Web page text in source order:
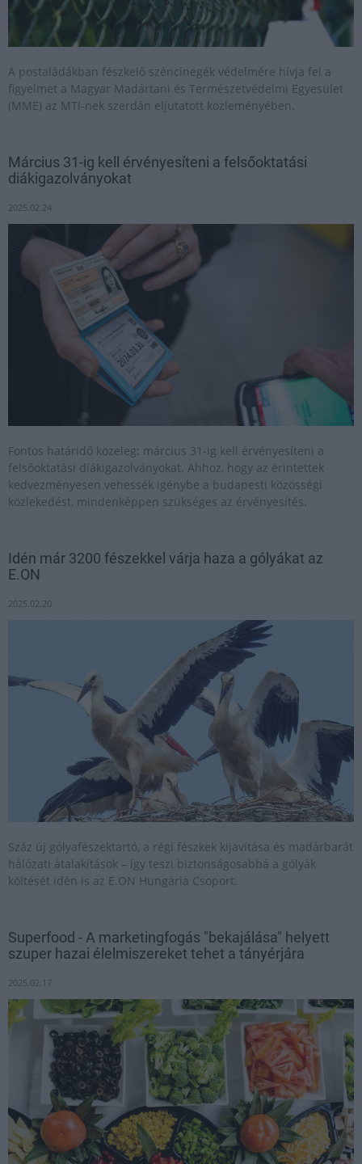
A postaládákban fészkelő széncinegék védelmére hívja fel a
figyelmet a Magyar Madártani és Természetvédelmi Egyesület
(MME) az MTI-nek szerdán eljutatott közleményében.
Március 31-ig kell érvényesíteni a felsőoktatási
diákigazolványokat
2025.02.24
Fontos határidő közeleg: március 31-ig kell érvényesíteni a
felsőoktatási diákigazolványokat. Ahhoz, hogy az érintettek
kedvezményesen vehessék igénybe a budapesti közösségi
közlekedést, mindenképpen szükséges az érvényesítés.
Idén már 3200 fészekkel várja haza a gólyákat az
E.ON
2025.02.20
Száz új gólyafészektartó, a régi fészkek kijavítása és madárbarát
hálózati átalakítások – így teszi biztonságosabbá a gólyák
költését idén is az E.ON Hungária Csoport.
Superfood - A marketingfogás "bekajálása" helyett
szuper hazai élelmiszereket tehet a tányérjára
2025.02.17